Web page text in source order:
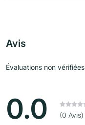
Avis
Évaluations non vérifiées
0.0 (0 Avis)